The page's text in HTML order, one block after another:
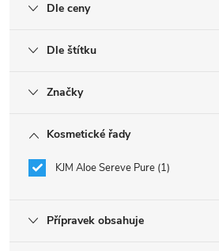
Dle ceny
Dle štítku
Značky
Kosmetické řady
KJM Aloe Sereve Pure 1
Přípravek obsahuje